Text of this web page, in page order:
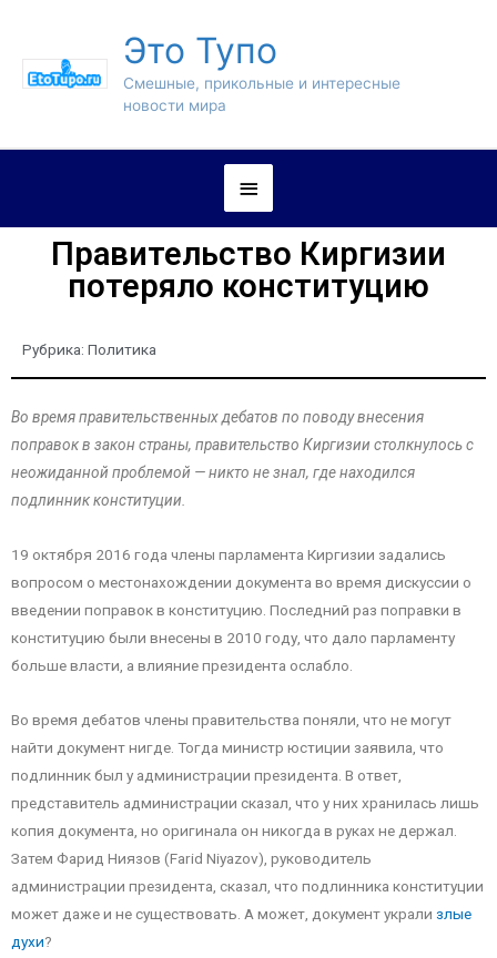
Это Тупо
Смешные, прикольные и интересные
новости мира
Правительство Киргизии
потеряло конституцию
Рубрика: Политика
Во время правительственных дебатов по поводу внесения
поправок в закон страны, правительство Киргизии столкнулось с
неожиданной проблемой — никто не знал, где находился
подлинник конституции.
19 октября 2016 года члены парламента Киргизии задались
вопросом о местонахождении документа во время дискуссии о
введении поправок в конституцию. Последний раз поправки в
конституцию были внесены в 2010 году, что дало парламенту
больше власти, а влияние президента ослабло.
Во время дебатов члены правительства поняли, что не могут
найти документ нигде. Тогда министр юстиции заявила, что
подлинник был у администрации президента. В ответ,
представитель администрации сказал, что у них хранилась лишь
копия документа, но оригинала он никогда в руках не держал.
Затем Фарид Ниязов (Farid Niyazov), руководитель
администрации президента, сказал, что подлинника конституции
может даже и не существовать. А может, документ украли злые
духи?